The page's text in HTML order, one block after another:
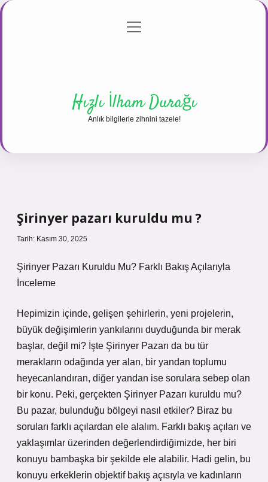
Gizlilik Politikası
menüyü
Hızlı İlham Durağı
Anlık bilgilerle zihnini tazele!
Şirinyer pazarı kuruldu mu ?
Tarih: Kasım 30, 2025
Şirinyer Pazarı Kuruldu Mu? Farklı Bakış Açılarıyla
İnceleme
Hepimizin içinde, gelişen şehirlerin, yeni projelerin,
büyük değişimlerin yankılarını duyduğunda bir merak
başlar, değil mi? İşte Şirinyer Pazarı da bu tür
merakların odağında yer alan, bir yandan toplumu
heyecanlandıran, diğer yandan ise sorulara sebep olan
bir konu. Peki, gerçekten Şirinyer Pazarı kuruldu mu?
Bu pazar, bulunduğu bölgeyi nasıl etkiler? Biraz bu
soruları farklı açılardan ele alalım. Farklı bakış açıları ve
yaklaşımlar üzerinden değerlendirdiğimizde, her biri
konuyu bambaşka bir şekilde ele alabilir. Hadi gelin, bu
konuyu erkeklerin objektif bakış açısıyla ve kadınların